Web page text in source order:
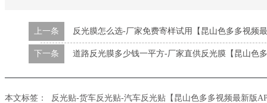
上一条 反光膜怎么选-厂家免费寄样试用【昆山色多多视频
下一条 道路反光膜多少钱一平方-厂家直供反光膜【昆山色
本文标签： 反光贴-货车反光贴-汽车反光贴【昆山色多多视频最新版